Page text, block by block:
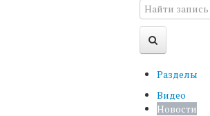
Разделы
Видео
Новости